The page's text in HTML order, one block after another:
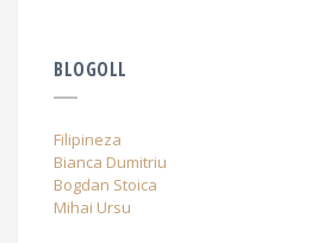
BLOGOLL
Filipineza
Bianca Dumitriu
Bogdan Stoica
Mihai Ursu